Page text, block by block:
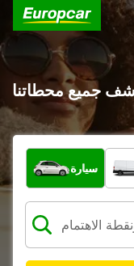
جميع محطاتنا
ما نوع المركبة؟
سيارة